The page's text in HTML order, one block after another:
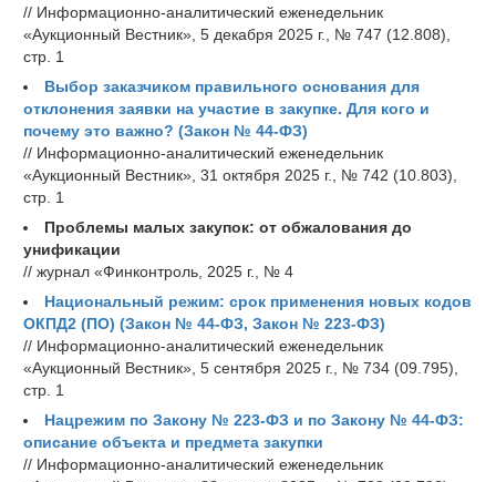
// Информационно-аналитический еженедельник
«Аукционный Вестник», 5 декабря 2025 г., № 747 (12.808),
стр. 1
Выбор заказчиком правильного основания для
отклонения заявки на участие в закупке. Для кого и
почему это важно? (Закон № 44-ФЗ)
// Информационно-аналитический еженедельник
«Аукционный Вестник», 31 октября 2025 г., № 742 (10.803),
стр. 1
Проблемы малых закупок: от обжалования до
унификации
// журнал «Финконтроль, 2025 г., № 4
Национальный режим: срок применения новых кодов
ОКПД2 (ПО) (Закон № 44-ФЗ, Закон № 223-ФЗ)
// Информационно-аналитический еженедельник
«Аукционный Вестник», 5 сентября 2025 г., № 734 (09.795),
стр. 1
Нацрежим по Закону № 223-ФЗ и по Закону № 44-ФЗ:
описание объекта и предмета закупки
// Информационно-аналитический еженедельник